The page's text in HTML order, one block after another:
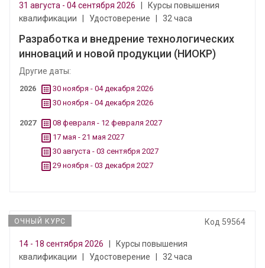
31 августа - 04 сентября 2026
Курсы повышения
квалификации
Удостоверение 32 часа
Разработка и внедрение технологических
инноваций и новой продукции (НИОКР)
Другие даты:
2026
30 ноября - 04 декабря 2026
30 ноября - 04 декабря 2026
2027
08 февраля - 12 февраля 2027
17 мая - 21 мая 2027
30 августа - 03 сентября 2027
29 ноября - 03 декабря 2027
ОЧНЫЙ КУРС Код 59564
14 - 18 сентября 2026
Курсы повышения
квалификации
Удостоверение 32 часа